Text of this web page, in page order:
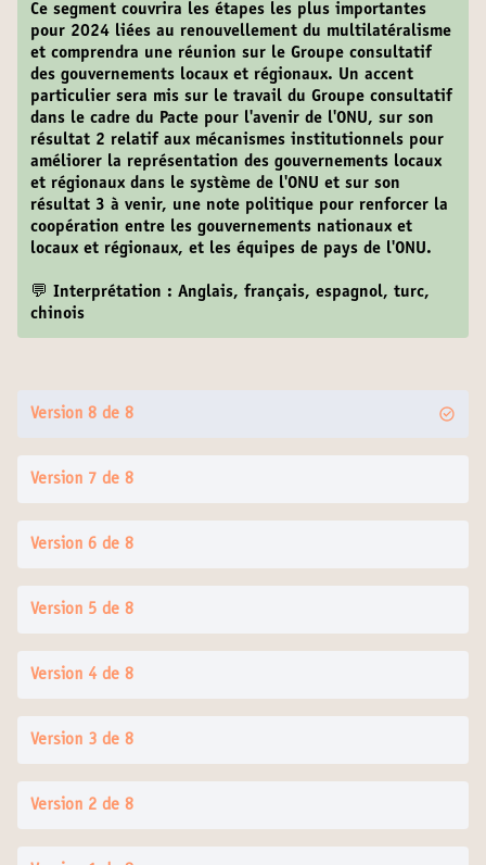
Ce segment couvrira les étapes les plus importantes
pour 2024 liées au renouvellement du multilatéralisme
et comprendra une réunion sur le Groupe consultatif
des gouvernements locaux et régionaux. Un accent
particulier sera mis sur le travail du Groupe consultatif
dans le cadre du Pacte pour l'avenir de l'ONU, sur son
résultat 2 relatif aux mécanismes institutionnels pour
améliorer la représentation des gouvernements locaux
et régionaux dans le système de l'ONU et sur son
résultat 3 à venir, une note politique pour renforcer la
coopération entre les gouvernements nationaux et
locaux et régionaux, et les équipes de pays de l'ONU.
💬 Interprétation : Anglais, français, espagnol, turc,
chinois
Version 8 de 8
Version 7 de 8
Version 6 de 8
Version 5 de 8
Version 4 de 8
Version 3 de 8
Version 2 de 8